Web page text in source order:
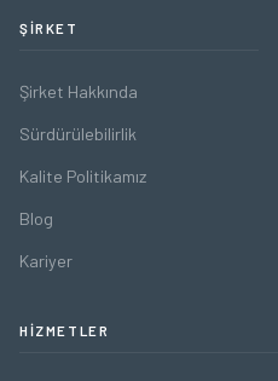
ŞIRKET
Şirket Hakkında
Sürdürülebilirlik
Kalite Politikamız
Blog
Kariyer
HIZMETLER